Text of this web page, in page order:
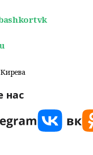
нас